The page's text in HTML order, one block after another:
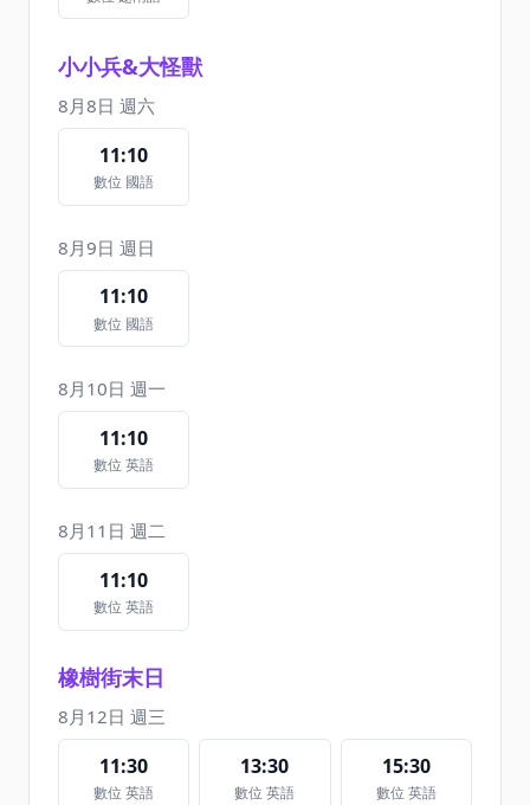
小小兵&大怪獸
8月8日 週六
11:10
數位 國語
8月9日 週日
11:10
數位 國語
8月10日 週一
11:10
數位 英語
8月11日 週二
11:10
數位 英語
橡樹街末日
8月12日 週三
11:30
數位 英語
13:30
數位 英語
15:30
數位 英語